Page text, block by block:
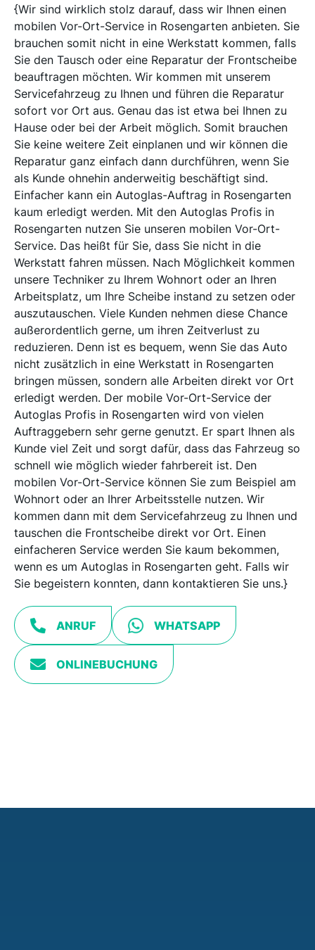
{Wir sind wirklich stolz darauf, dass wir Ihnen einen
mobilen Vor-Ort-Service in Rosengarten anbieten. Sie
brauchen somit nicht in eine Werkstatt kommen, falls
Sie den Tausch oder eine Reparatur der Frontscheibe
beauftragen möchten. Wir kommen mit unserem
Servicefahrzeug zu Ihnen und führen die Reparatur
sofort vor Ort aus. Genau das ist etwa bei Ihnen zu
Hause oder bei der Arbeit möglich. Somit brauchen
Sie keine weitere Zeit einplanen und wir können die
Reparatur ganz einfach dann durchführen, wenn Sie
als Kunde ohnehin anderweitig beschäftigt sind.
Einfacher kann ein Autoglas-Auftrag in Rosengarten
kaum erledigt werden. Mit den Autoglas Profis in
Rosengarten nutzen Sie unseren mobilen Vor-Ort-
Service. Das heißt für Sie, dass Sie nicht in die
Werkstatt fahren müssen. Nach Möglichkeit kommen
unsere Techniker zu Ihrem Wohnort oder an Ihren
Arbeitsplatz, um Ihre Scheibe instand zu setzen oder
auszutauschen. Viele Kunden nehmen diese Chance
außerordentlich gerne, um ihren Zeitverlust zu
reduzieren. Denn ist es bequem, wenn Sie das Auto
nicht zusätzlich in eine Werkstatt in Rosengarten
bringen müssen, sondern alle Arbeiten direkt vor Ort
erledigt werden. Der mobile Vor-Ort-Service der
Autoglas Profis in Rosengarten wird von vielen
Auftraggebern sehr gerne genutzt. Er spart Ihnen als
Kunde viel Zeit und sorgt dafür, dass das Fahrzeug so
schnell wie möglich wieder fahrbereit ist. Den
mobilen Vor-Ort-Service können Sie zum Beispiel am
Wohnort oder an Ihrer Arbeitsstelle nutzen. Wir
kommen dann mit dem Servicefahrzeug zu Ihnen und
tauschen die Frontscheibe direkt vor Ort. Einen
einfacheren Service werden Sie kaum bekommen,
wenn es um Autoglas in Rosengarten geht. Falls wir
Sie begeistern konnten, dann kontaktieren Sie uns.}
ANRUF WHATSAPP
ONLINEBUCHUNG